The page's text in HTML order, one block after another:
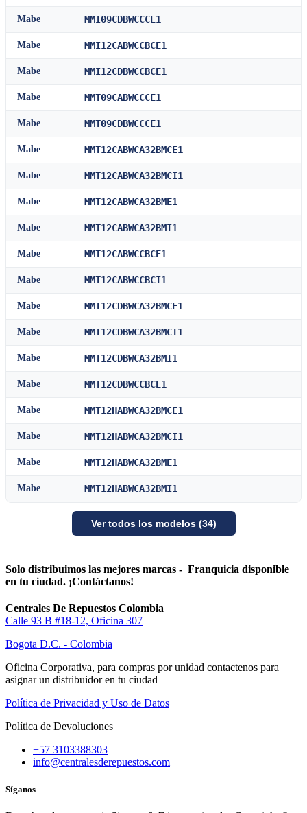
Mabe MMI09CDBWCCCE1
Mabe MMI12CABWCCBCE1
Mabe MMI12CDBWCCBCE1
Mabe MMT09CABWCCCE1
Mabe MMT09CDBWCCCE1
Mabe MMT12CABWCA32BMCE1
Mabe MMT12CABWCA32BMCI1
Mabe MMT12CABWCA32BME1
Mabe MMT12CABWCA32BMI1
Mabe MMT12CABWCCBCE1
Mabe MMT12CABWCCBCI1
Mabe MMT12CDBWCA32BMCE1
Mabe MMT12CDBWCA32BMCI1
Mabe MMT12CDBWCA32BMI1
Mabe MMT12CDBWCCBCE1
Mabe MMT12HABWCA32BMCE1
Mabe MMT12HABWCA32BMCI1
Mabe MMT12HABWCA32BME1
Mabe MMT12HABWCA32BMI1
Ver todos los modelos (34)
Solo distribuimos las mejores marcas - Franquicia disponible
en tu ciudad. ¡Contáctanos!
Centrales De Repuestos Colombia
Calle 93 B #18-12, Oficina 307
Bogota D.C. - Colombia
Oficina Corporativa, para compras por unidad contactenos para
asignar un distribuidor en tu ciudad
Política de Privacidad y Uso de Datos
Política de Devoluciones
+57 3103388303
info@centralesderepuestos.com
Síganos